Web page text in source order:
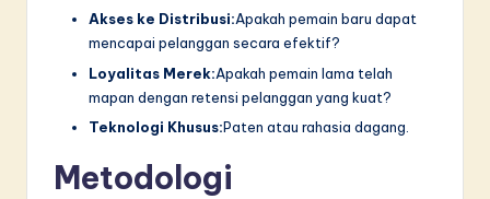
Akses ke Distribusi:Apakah pemain baru dapat
mencapai pelanggan secara efektif?
Loyalitas Merek:Apakah pemain lama telah
mapan dengan retensi pelanggan yang kuat?
Teknologi Khusus:Paten atau rahasia dagang.
Metodologi